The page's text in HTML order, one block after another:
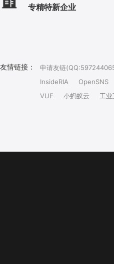
专精特新企业
友情链接： 申请友链(QQ:597244065
InsideRIA
OpenSNS
VUE
小蚂蚁云 工